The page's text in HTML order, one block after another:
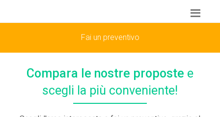
Fai un preventivo
Compara le nostre proposte e
scegli la più conveniente!